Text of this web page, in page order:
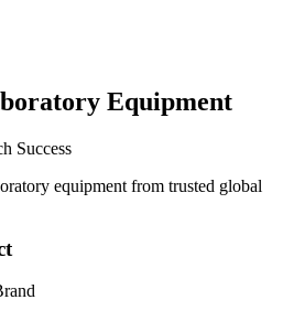
Equipment
Success
equipment from trusted global